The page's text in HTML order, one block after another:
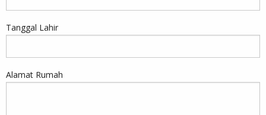
Tanggal Lahir
Alamat Rumah